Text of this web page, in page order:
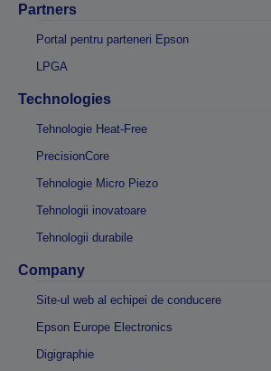
Partners
Portal pentru parteneri Epson
LPGA
Technologies
Tehnologie Heat-Free
PrecisionCore
Tehnologie Micro Piezo
Tehnologii inovatoare
Tehnologii durabile
Company
Site-ul web al echipei de conducere
Epson Europe Electronics
Digigraphie